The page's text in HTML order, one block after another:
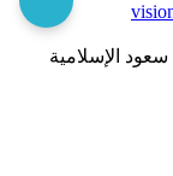
الإسلامية